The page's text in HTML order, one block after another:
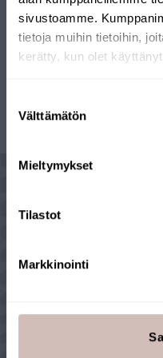
sivustoamme.
tietoja muihin tietoihin,
kerätty, kun olet
valinta
Välttämätön
Mieltymykset
Tilastot
Markkinointi
Nous sommes le
Pays de